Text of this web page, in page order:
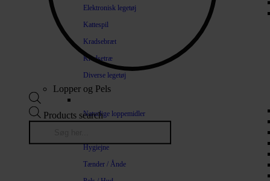
Elektronisk legetøj
Kattespil
Kradsebræt
Kradsetræ
Diverse legetøj
Lopper og Pels
Naturlige loppemidler
Hygiejne
Tænder / Ånde
Products search